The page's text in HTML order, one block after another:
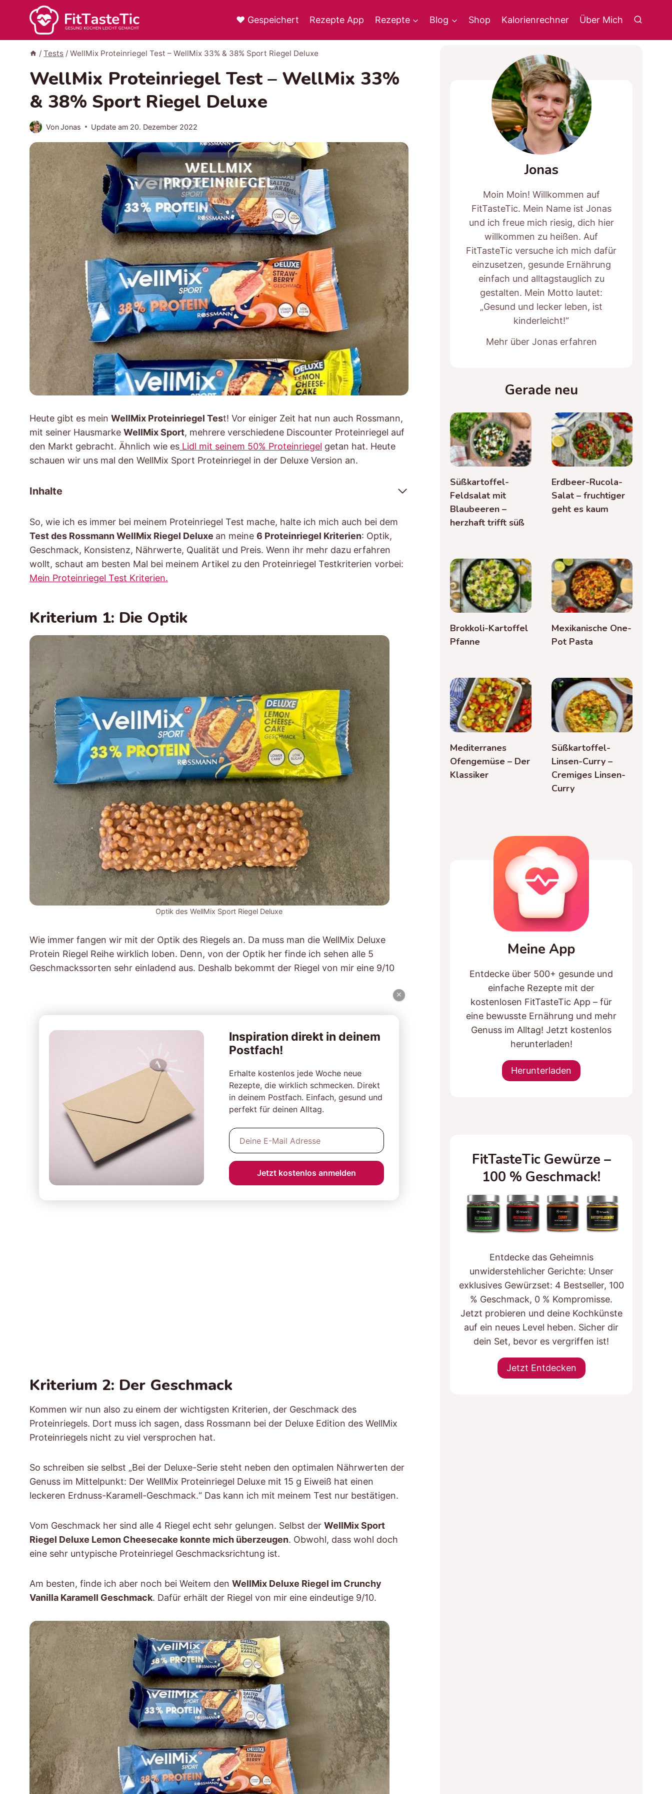
springen
♥ Gespeichert Rezepte App Rezepte Blog Shop Kalorienrechner Über Mich
/ Tests / WellMix Proteinriegel Test – WellMix 33% & 38% Sport Riegel Deluxe
WellMix Proteinriegel Test – WellMix 33%
& 38% Sport Riegel Deluxe
VonJonas Update am 20. Dezember 2022
Heute gibt es mein WellMix Proteinriegel Test! Vor einiger Zeit hat nun auch Rossmann,
mit seiner Hausmarke WellMix Sport, mehrere verschiedene Discounter Proteinriegel auf
den Markt gebracht. Ähnlich wie es Lidl mit seinem 50% Proteinriegel getan hat. Heute
schauen wir uns mal den WellMix Sport Proteinriegel in der Deluxe Version an.
Inhalte
So, wie ich es immer bei meinem Proteinriegel Test mache, halte ich mich auch bei dem
Test des Rossmann WellMix Riegel Deluxe an meine 6 Proteinriegel Kriterien: Optik,
Geschmack, Konsistenz, Nährwerte, Qualität und Preis. Wenn ihr mehr dazu erfahren
wollt, schaut am besten Mal bei meinem Artikel zu den Proteinriegel Testkriterien vorbei:
Mein Proteinriegel Test Kriterien.
Kriterium 1: Die Optik
Optik des WellMix Sport Riegel Deluxe
Wie immer fangen wir mit der Optik des Riegels an. Da muss man die WellMix Deluxe
Protein Riegel Reihe wirklich loben. Denn, von der Optik her finde ich sehen alle 5
Geschmackssorten sehr einladend aus. Deshalb bekommt der Riegel von mir eine 9/10
×
Inspiration direkt in deinem
Postfach!
Erhalte kostenlos jede Woche neue
Rezepte, die wirklich schmecken. Direkt
in deinem Postfach. Einfach, gesund und
perfekt für deinen Alltag.
Jetzt kostenlos anmelden
Kriterium 2: Der Geschmack
Kommen wir nun also zu einem der wichtigsten Kriterien, der Geschmack des
Proteinriegels. Dort muss ich sagen, dass Rossmann bei der Deluxe Edition des WellMix
Proteinriegels nicht zu viel versprochen hat.
So schreiben sie selbst „Bei der Deluxe-Serie steht neben den optimalen Nährwerten der
Genuss im Mittelpunkt: Der WellMix Proteinriegel Deluxe mit 15 g Eiweiß hat einen
leckeren Erdnuss-Karamell-Geschmack.“ Das kann ich mit meinem Test nur bestätigen.
Vom Geschmack her sind alle 4 Riegel echt sehr gelungen. Selbst der WellMix Sport
Riegel Deluxe Lemon Cheesecake konnte mich überzeugen. Obwohl, dass wohl doch
eine sehr untypische Proteinriegel Geschmacksrichtung ist.
Am besten, finde ich aber noch bei Weitem den WellMix Deluxe Riegel im Crunchy
Vanilla Karamell Geschmack. Dafür erhält der Riegel von mir eine eindeutige 9/10.
Jonas
Moin Moin! Willkommen auf
FitTasteTic. Mein Name ist Jonas
und ich freue mich riesig, dich hier
willkommen zu heißen. Auf
FitTasteTic versuche ich mich dafür
einzusetzen, gesunde Ernährung
einfach und alltagstauglich zu
gestalten. Mein Motto lautet:
„Gesund und lecker leben, ist
kinderleicht!“
Mehr über Jonas erfahren
Gerade neu
Süßkartoffel-
Feldsalat mit
Blaubeeren –
herzhaft trifft süß
Erdbeer-Rucola-
Salat – fruchtiger
geht es kaum
Brokkoli-Kartoffel
Pfanne
Mexikanische One-
Pot Pasta
Mediterranes
Ofengemüse – Der
Klassiker
Süßkartoffel-
Linsen-Curry –
Cremiges Linsen-
Curry
Meine App
Entdecke über 500+ gesunde und
einfache Rezepte mit der
kostenlosen FitTasteTic App – für
eine bewusste Ernährung und mehr
Genuss im Alltag! Jetzt kostenlos
herunterladen!
Herunterladen
FitTasteTic Gewürze –
100 % Geschmack!
Entdecke das Geheimnis
unwiderstehlicher Gerichte: Unser
exklusives Gewürzset: 4 Bestseller, 100
% Geschmack, 0 % Kompromisse.
Jetzt probieren und deine Kochkünste
auf ein neues Level heben. Sicher dir
dein Set, bevor es vergriffen ist!
Jetzt Entdecken